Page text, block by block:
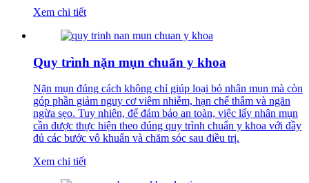
Xem chi tiết
Quy trình nặn mụn chuẩn y khoa
Nặn mụn đúng cách không chỉ giúp loại bỏ nhân mụn mà còn
góp phần giảm nguy cơ viêm nhiễm, hạn chế thâm và ngăn
ngừa sẹo. Tuy nhiên, để đảm bảo an toàn, việc lấy nhân mụn
cần được thực hiện theo đúng quy trình chuẩn y khoa với đầy
đủ các bước vô khuẩn và chăm sóc sau điều trị.
Xem chi tiết